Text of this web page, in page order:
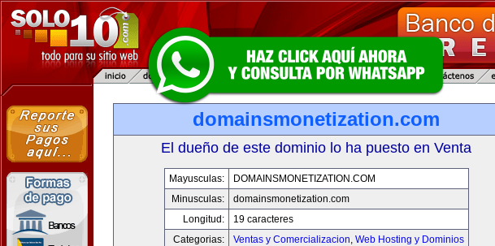
domainsmonetization.com
El dueño de este dominio lo ha puesto en Venta
Mayusculas:
DOMAINSMONETIZATION.COM
Minusculas:
domainsmonetization.com
Longitud:
19 caracteres
Categorias:
Ventas y Comercializacion, Web Hosting y Dominios